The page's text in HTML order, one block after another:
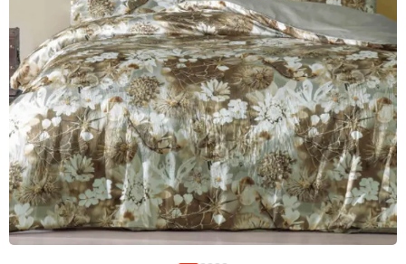
Наволочки
Комплект простыня и наволочки
Детское постельное белье